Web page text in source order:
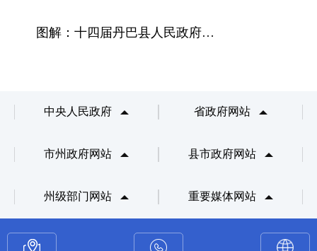
图解：十四届丹巴县人民政府第63次常务会议
中央人民政府 省政府网站
市州政府网站 县市政府网站
州级部门网站 重要媒体网站